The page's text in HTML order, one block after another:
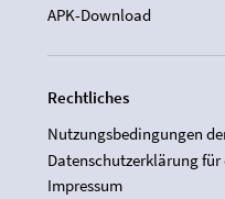
APK-Download
Rechtliches
Nutzungsbedingungen
Datenschutzerklärung für
Impressum